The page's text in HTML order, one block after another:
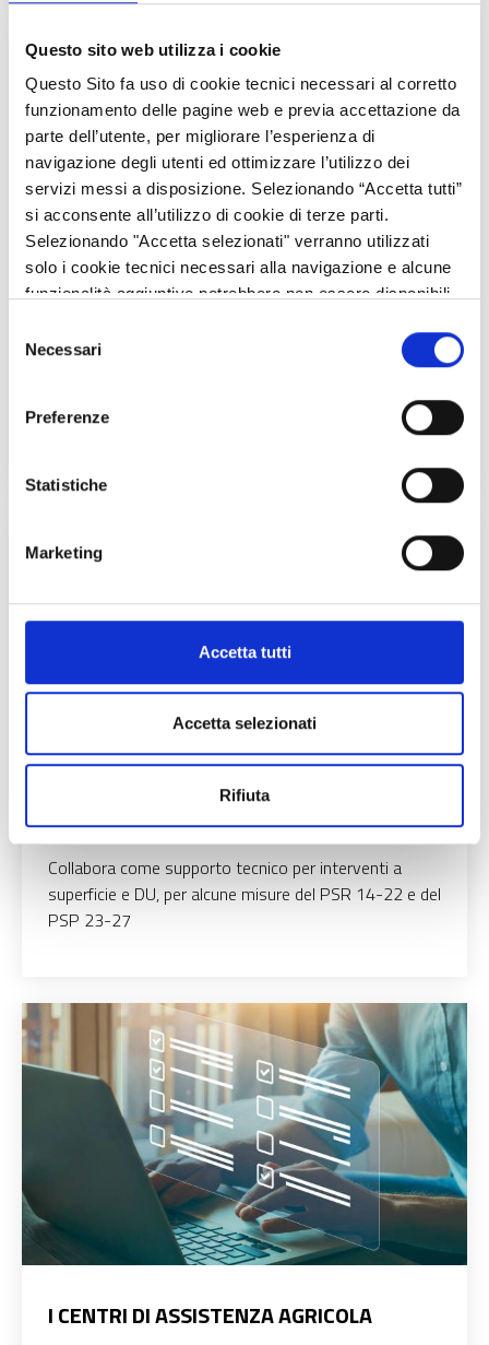
Questo sito web utilizza i cookie
Questo Sito fa uso di cookie tecnici necessari al corretto
funzionamento delle pagine web e previa accettazione da
parte dell’utente, per migliorare l’esperienza di
navigazione degli utenti ed ottimizzare l’utilizzo dei
servizi messi a disposizione. Selezionando “Accetta tutti”
si acconsente all’utilizzo di cookie di terze parti.
Selezionando "Accetta selezionati" verranno utilizzati
solo i cookie tecnici necessari alla navigazione e alcune
funzionalità aggiuntive potrebbero non essere disponibili.
delNecessari
Preferenze
Statistiche
Marketing
Accetta tutti
Accetta selezionati
Rifiuta
14-22 e degli interventi del PSP 23-27 nei territori di
montagna
ERSAF
Collabora come supporto tecnico per interventi a
superficie e DU, per alcune misure del PSR 14-22 e del
PSP 23-27
I CENTRI DI ASSISTENZA AGRICOLA